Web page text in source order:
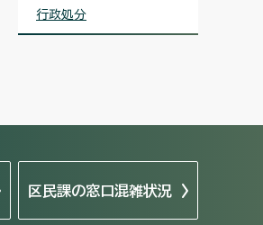
行政処分
区民課の窓口混雑状況